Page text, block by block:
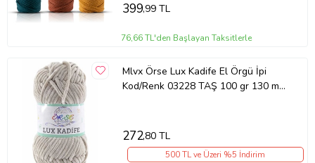
399,99 TL
76,66 TL'den Başlayan Taksitlerle
Mlvx Örse Lux Kadife El Örgü İpi
Kod/Renk 03228 TAŞ 100 gr 130 mt-
272,80 TL
500 TL ve Üzeri %5 İndirim